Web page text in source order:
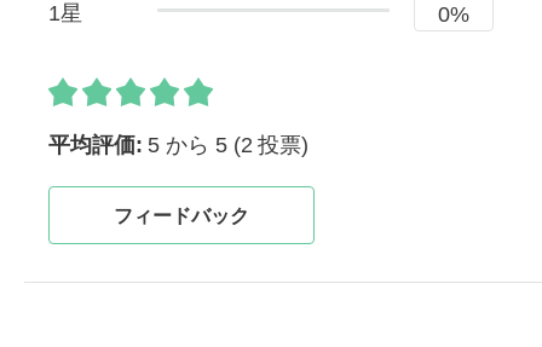
1星 0%
平均評価: 5 から 5 (2 投票)
フィードバック